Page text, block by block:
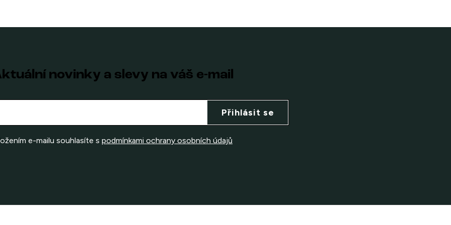
novinky a slevy na váš e-mail
e-mailu souhlasíte s podmínkami ochrany osobních údajů
Přihlásit se